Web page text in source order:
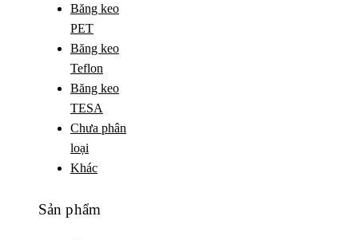
Băng keo
PET
Băng keo
Teflon
Băng keo
TESA
Chưa phân
loại
Khác
Sản phẩm